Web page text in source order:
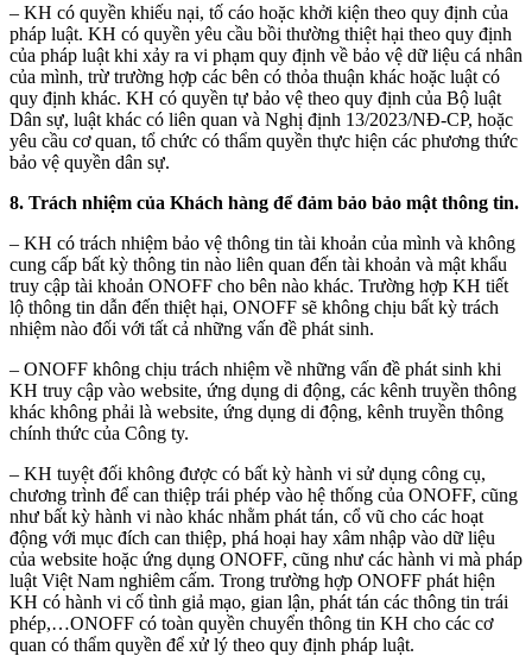
– KH có quyền khiếu nại, tố cáo hoặc khởi kiện theo quy định của
pháp luật. KH có quyền yêu cầu bồi thường thiệt hại theo quy định
của pháp luật khi xảy ra vi phạm quy định về bảo vệ dữ liệu cá nhân
của mình, trừ trường hợp các bên có thỏa thuận khác hoặc luật có
quy định khác. KH có quyền tự bảo vệ theo quy định của Bộ luật
Dân sự, luật khác có liên quan và Nghị định 13/2023/NĐ-CP, hoặc
yêu cầu cơ quan, tổ chức có thẩm quyền thực hiện các phương thức
bảo vệ quyền dân sự.
8. Trách nhiệm của Khách hàng để đảm bảo bảo mật thông tin.
– KH có trách nhiệm bảo vệ thông tin tài khoản của mình và không
cung cấp bất kỳ thông tin nào liên quan đến tài khoản và mật khẩu
truy cập tài khoản ONOFF cho bên nào khác. Trường hợp KH tiết
lộ thông tin dẫn đến thiệt hại, ONOFF sẽ không chịu bất kỳ trách
nhiệm nào đối với tất cả những vấn đề phát sinh.
– ONOFF không chịu trách nhiệm về những vấn đề phát sinh khi
KH truy cập vào website, ứng dụng di động, các kênh truyền thông
khác không phải là website, ứng dụng di động, kênh truyền thông
chính thức của Công ty.
– KH tuyệt đối không được có bất kỳ hành vi sử dụng công cụ,
chương trình để can thiệp trái phép vào hệ thống của ONOFF, cũng
như bất kỳ hành vi nào khác nhằm phát tán, cổ vũ cho các hoạt
động với mục đích can thiệp, phá hoại hay xâm nhập vào dữ liệu
của website hoặc ứng dụng ONOFF, cũng như các hành vi mà pháp
luật Việt Nam nghiêm cấm. Trong trường hợp ONOFF phát hiện
KH có hành vi cố tình giả mạo, gian lận, phát tán các thông tin trái
phép,…ONOFF có toàn quyền chuyển thông tin KH cho các cơ
quan có thẩm quyền để xử lý theo quy định pháp luật.